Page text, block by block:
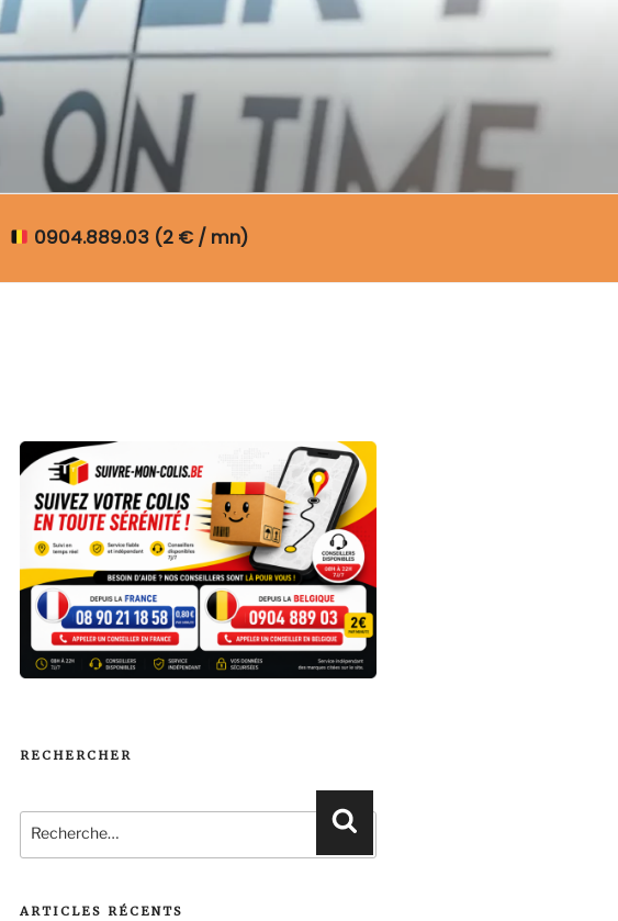
0904.889.03 (2 € / mn)
RECHERCHER
pour
:
Recherche
ARTICLES RÉCENTS